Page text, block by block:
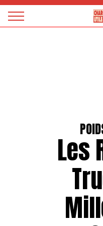
Magazine
Les
Panneau de gestion des